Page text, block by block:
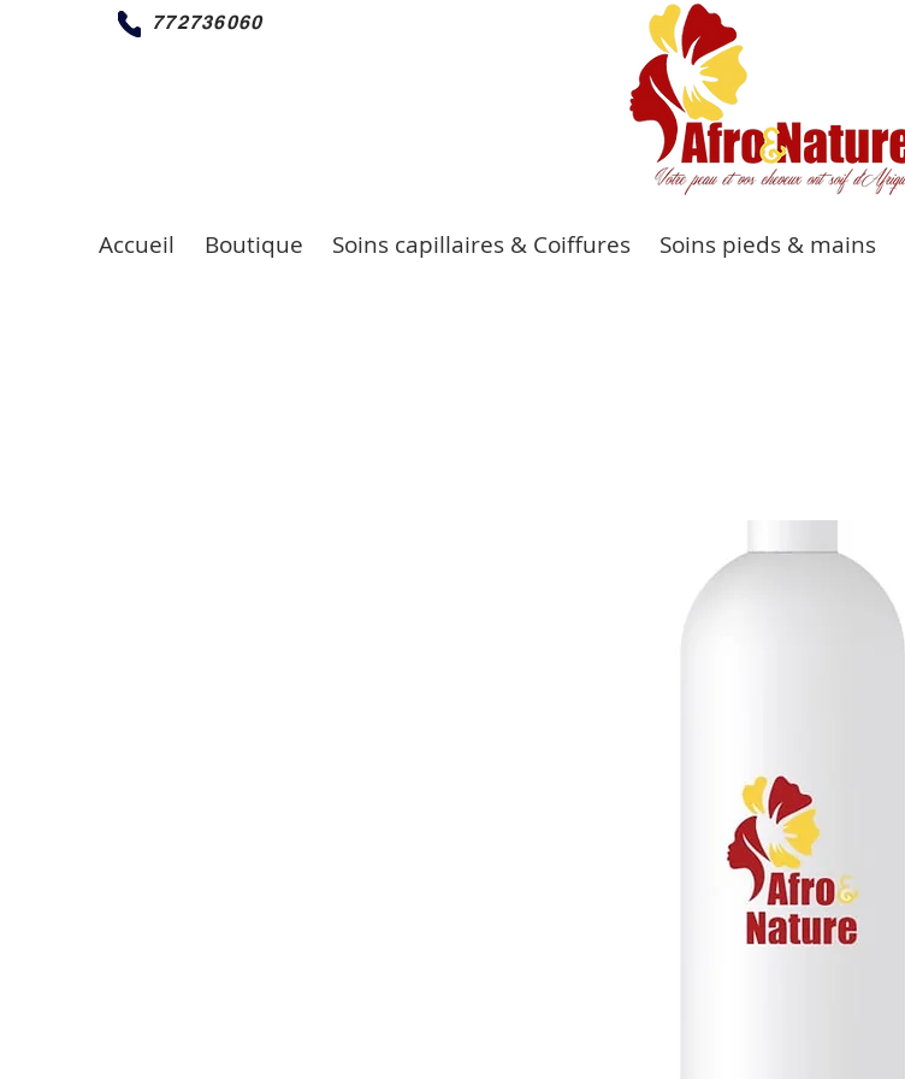
772736060
Accueil Boutique Soins capillaires & Coiffures Soins pieds & mains